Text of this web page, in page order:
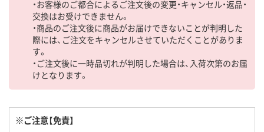
・お客様のご都合によるご注文後の変更・キャンセル・返品・
交換はお受けできません。
・商品のご注文後に商品がお届けできないことが判明した
際には、ご注文をキャンセルさせていただくことがありま
す。
・ご注文後に一時品切れが判明した場合は、入荷次第のお届
けとなります。
※ご注意【免責】